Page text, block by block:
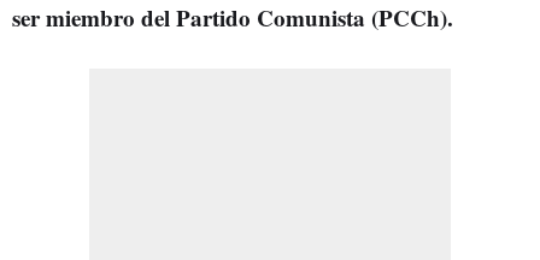
ser miembro del Partido Comunista (PCCh).